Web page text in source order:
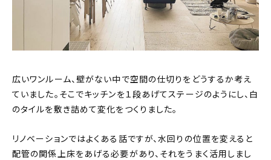
広いワンルーム、壁がない中で空間の仕切りをどうするか考え
ていました。そこでキッチンを１段あげてステージのようにし、白
のタイルを敷き詰めて変化をつくりました。
リノベーションではよくある話ですが、水回りの位置を変えると
配管の関係上床をあげる必要があり、それをうまく活用しまし